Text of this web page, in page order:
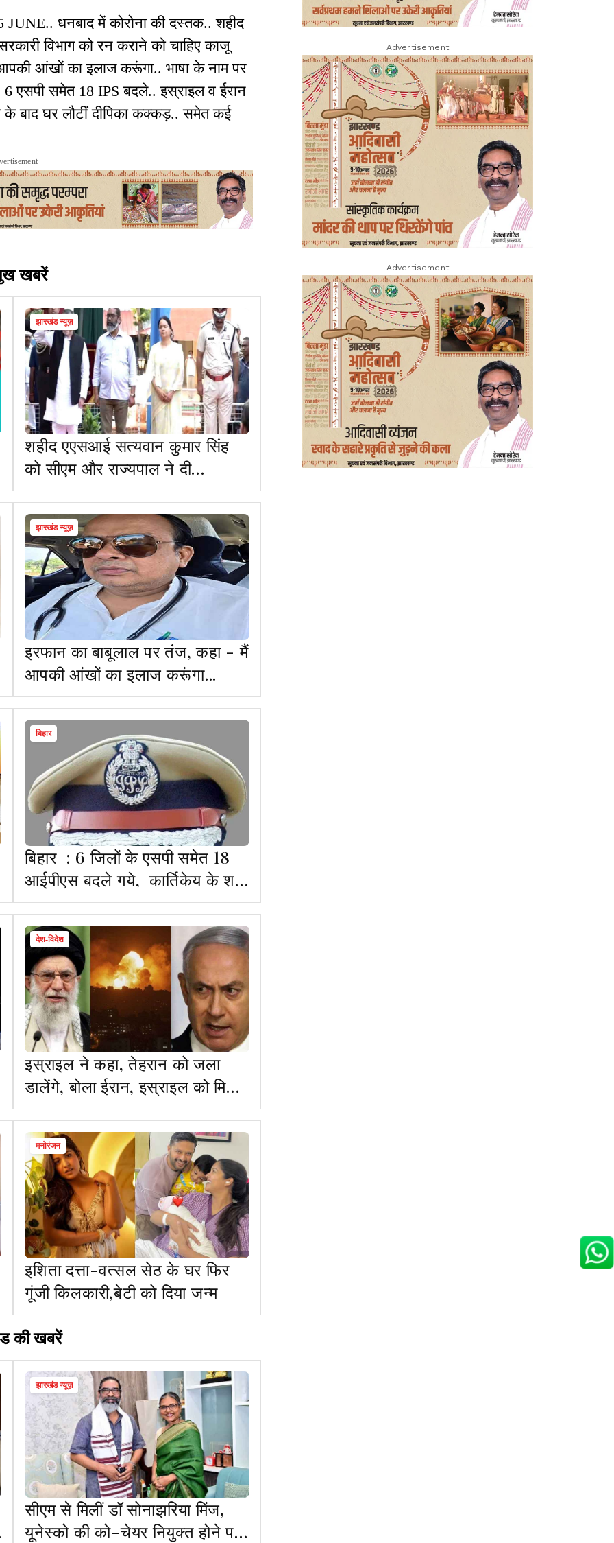
JUNE.. धनबाद में कोरोना की दस्तक.. शहीद
विभाग को रन कराने को चाहिए काजू
आंखों का इलाज करूंगा.. भाषा के नाम पर
6 एसपी समेत 18 IPS बदले.. इस्राइल व ईरान
के बाद घर लौटीं दीपिका कक्कड़.. समेत कई
खबरें
झारखंड न्यूज़
शहीद एएसआई सत्यवान कुमार सिंह
को सीएम और राज्यपाल ने दी
श्रद्धांजलि
झारखंड न्यूज़
इरफान का बाबूलाल पर तंज, कहा - मैं
आपकी आंखों का इलाज करूंगा...
बिहार
बिहार : 6 जिलों के एसपी समेत 18
आईपीएस बदले गये, कार्तिकेय के शर्मा
पटना के नये SSP
देश-विदेश
इस्राइल ने कहा, तेहरान को जला
डालेंगे, बोला ईरान, इस्राइल को मिटा
देंगे, खामेनेई ने अमेरिका, ब्रिटेन और
फ्रांस को धमकाया
मनोरंजन
इशिता दत्ता-वत्सल सेठ के घर फिर
गूंजी किलकारी,बेटी को दिया जन्म
की खबरें
झारखंड न्यूज़
सीएम से मिलीं डॉ सोनाझरिया मिंज,
यूनेस्को की को-चेयर नियुक्त होने पर
Advertisement
Advertisement